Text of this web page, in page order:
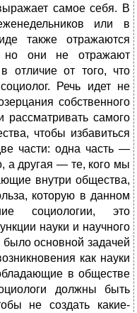
самое себя. В
или в
также отражаются
но они не отражают
отличие от того, что
Речь идет не
собственного
рассматривать самого
чтобы избавиться
части: одна часть —
а другая — те, кого мы
внутри общества,
которую в данном
социологии, это
науки и научного
основной задачей
как науки
в обществе
должны быть
не создать какие-